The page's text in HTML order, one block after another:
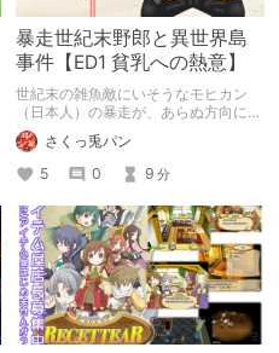
暴走世紀末野郎と異世界島
事件【ED1 貧乳への熱意】
世紀末の雑魚敵にいそうなモヒカン
（日本人）の暴走が、あらぬ方向に異
世界を変えるマルチエンドラノベ。 1
番始めのお話です。 去年、サービス
終了した「ラノゲツクール」というア
プリで作った自作マルチエンドADVが
元ネタです。 アプリ終了の都合で、
公開から半日ほどで公開終了になって
しまい、勿体なかったのでラノベ化し
ました。
さくっ兎パン
5
0 9 分